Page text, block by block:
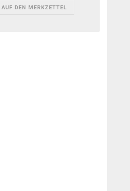
AUF DEN MERKZETTEL